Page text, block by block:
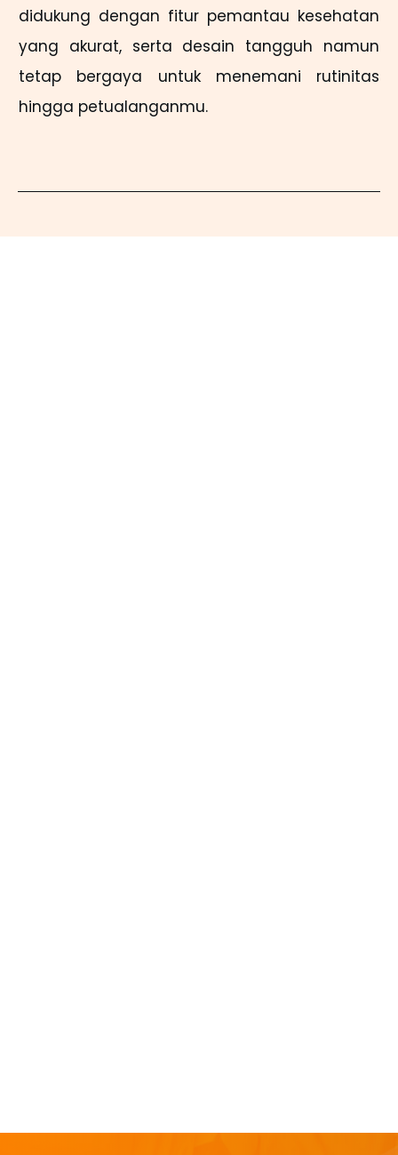
didukung dengan fitur pemantau kesehatan
yang akurat, serta desain tangguh namun
tetap bergaya untuk menemani rutinitas
hingga petualanganmu.